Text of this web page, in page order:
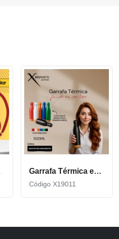
Garrafa Térmica em Inox com Fundo de Cortiça X19011
Código X19011